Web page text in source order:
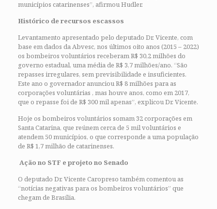
municípios catarinenses”, afirmou Hudler.
Histórico de recursos escassos
Levantamento apresentado pelo deputado Dr. Vicente, com
base em dados da Abvesc, nos últimos oito anos (2015 – 2022)
os bombeiros voluntários receberam R$ 30,2 milhões do
governo estadual, uma média de R$ 3,7 milhões/ano. “São
repasses irregulares, sem previsibilidade e insuficientes.
Este ano o governador anunciou R$ 8 milhões para as
corporações voluntárias , mas houve anos, como em 2017,
que o repasse foi de R$ 300 mil apenas”, explicou Dr. Vicente.
Hoje os bombeiros voluntários somam 32 corporações em
Santa Catarina, que reúnem cerca de 5 mil voluntários e
atendem 50 municípios, o que corresponde a uma população
de R$ 1,7 milhão de catarinenses.
Ação no STF e projeto no Senado
O deputado Dr. Vicente Caropreso também comentou as
“notícias negativas para os bombeiros voluntários” que
chegam de Brasília.